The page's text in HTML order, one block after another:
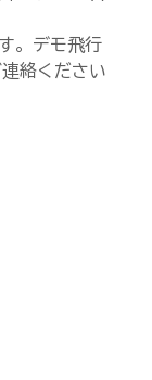
。デモ飛行
絡ください